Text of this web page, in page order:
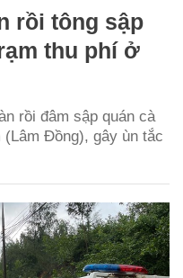
rồi tông sập
thu phí ở
rồi đâm sập quán cà
Đồng), gây ùn tắc